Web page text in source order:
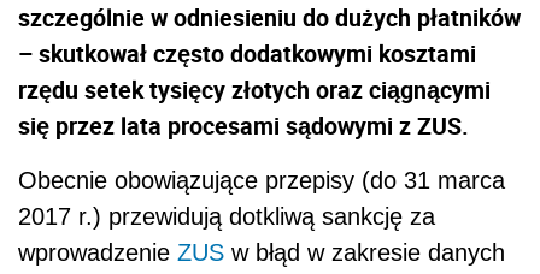
szczególnie w odniesieniu do dużych płatników
– skutkował często dodatkowymi kosztami
rzędu setek tysięcy złotych oraz ciągnącymi
się przez lata procesami sądowymi z ZUS.
Obecnie obowiązujące przepisy (do 31 marca
2017 r.) przewidują dotkliwą sankcję za
wprowadzenie ZUS w błąd w zakresie danych